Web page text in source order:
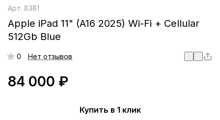
Арт. 8381
Apple iPad 11" (A16 2025) Wi-Fi + Cellular
512Gb Blue
0 Нет отзывов
84 000 ₽
Купить в 1 клик